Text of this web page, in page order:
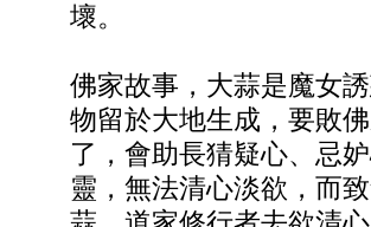
壞。
佛家故事，大蒜是魔女
物留於大地生成，要敗
了，會助長猜疑心、忌
靈，無法清心淡欲，而